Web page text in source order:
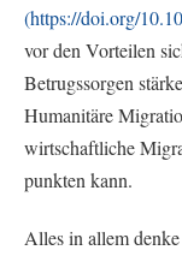
(https://doi.org/
vor den Vorteilen
Betrugssorgen
Humanitäre
wirtschaftliche
punkten kann.
Alles in allem